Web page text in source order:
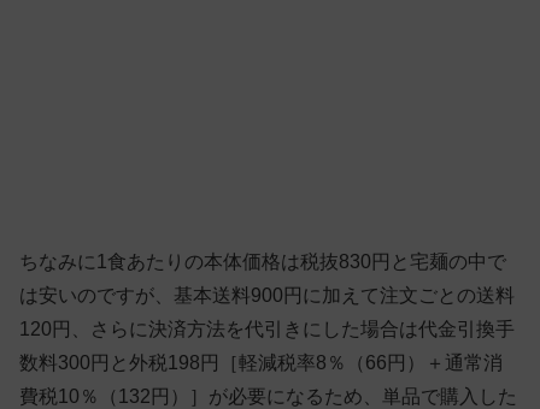
ちなみに1食あたりの本体価格は税抜830円と宅麺の中で
は安いのですが、基本送料900円に加えて注文ごとの送料
120円、さらに決済方法を代引きにした場合は代金引換手
数料300円と外税198円［軽減税率8％（66円）＋通常消
費税10％（132円）］が必要になるため、単品で購入した